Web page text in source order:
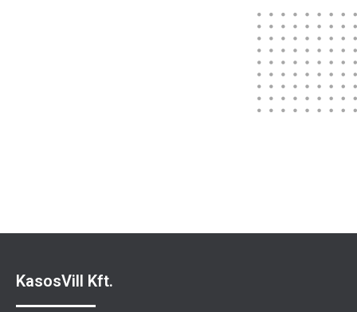
KasosVill Kft.